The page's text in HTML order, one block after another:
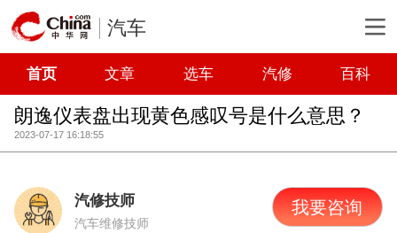
汽车
首页 文章 选车 汽修 百科
朗逸仪表盘出现黄色感叹号是什么意思？
2023-07-17 16:18:55
汽修技师
汽车维修技师
我要咨询